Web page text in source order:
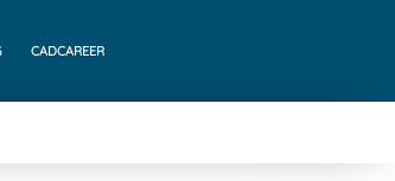
CADCAREER